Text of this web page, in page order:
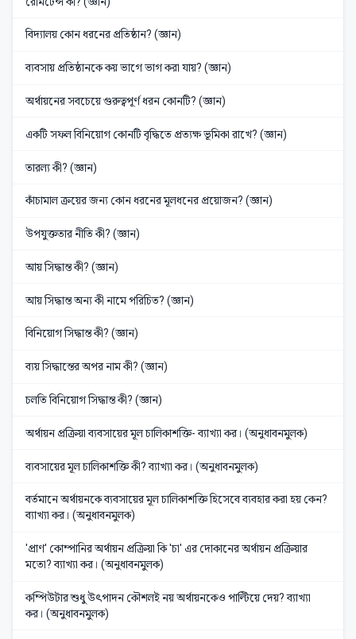
বিদ্যালয় কোন ধরনের প্রতিষ্ঠান? (জ্ঞান)
ব্যবসায় প্রতিষ্ঠানকে কয় ভাগে ভাগ করা যায়? (জ্ঞান)
অর্থায়নের সবচেয়ে গুরুত্বপূর্ণ ধরন কোনটি? (জ্ঞান)
একটি সফল বিনিয়োগ কোনটি বৃদ্ধিতে প্রত্যক্ষ ভূমিকা রাখে? (জ্ঞান)
তারল্য কী? (জ্ঞান)
কাঁচামাল ক্রয়ের জন্য কোন ধরনের মূলধনের প্রয়োজন? (জ্ঞান)
উপযুক্ততার নীতি কী? (জ্ঞান)
আয় সিদ্ধান্ত কী? (জ্ঞান)
আয় সিদ্ধান্ত অন্য কী নামে পরিচিত? (জ্ঞান)
বিনিয়োগ সিদ্ধান্ত কী? (জ্ঞান)
ব্যয় সিদ্ধান্তের অপর নাম কী? (জ্ঞান)
চলতি বিনিয়োগ সিদ্ধান্ত কী? (জ্ঞান)
অর্থায়ন প্রক্রিয়া ব্যবসায়ের মূল চালিকাশক্তি- ব্যাখ্যা কর। (অনুধাবনমুলক)
ব্যবসায়ের মূল চালিকাশক্তি কী? ব্যাখ্যা কর। (অনুধাবনমুলক)
বর্তমানে অর্থায়নকে ব্যবসায়ের মূল চালিকাশক্তি হিসেবে ব্যবহার করা হয় কেন?
ব্যাখ্যা কর। (অনুধাবনমুলক)
'প্রাণ' কোম্পানির অর্থায়ন প্রক্রিয়া কি 'চা' এর দোকানের অর্থায়ন প্রক্রিয়ার
মতো? ব্যাখ্যা কর। (অনুধাবনমুলক)
কম্পিউটার শুধু উৎপাদন কৌশলই নয় অর্থায়নকেও পাল্টিয়ে দেয়? ব্যাখ্যা
কর। (অনুধাবনমুলক)